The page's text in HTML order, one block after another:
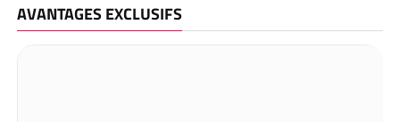
AVANTAGES EXCLUSIFS